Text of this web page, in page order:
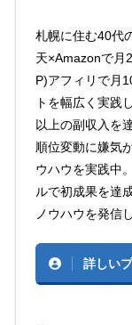
札幌に住む40代
天×Amazonで月
P)アフィリで月
トを幅広く実践
以上の副収入を
順位変動に嫌気
ウハウを実践中
ルで初成果を達
ノウハウを発信
詳しい